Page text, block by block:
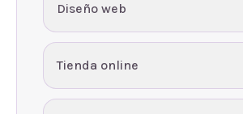
Diseño web
Tienda online